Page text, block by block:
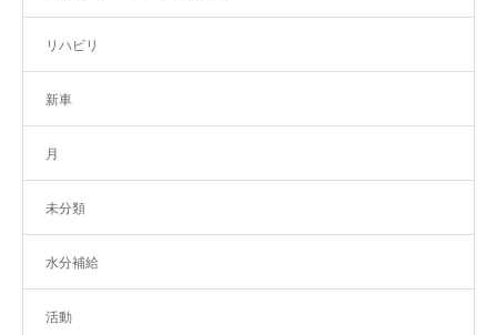
リハビリ
新車
月
未分類
水分補給
活動